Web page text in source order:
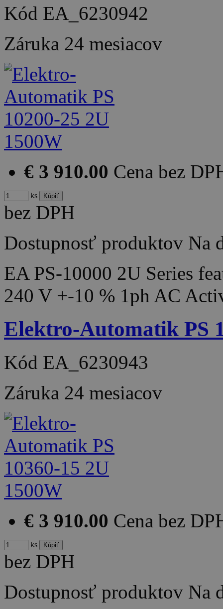
Kód EA_6230942
Záruka 24 mesiacov
€ 3 910.00 Cena bez
ks
bez DPH
Dostupnosť produktov Na
EA PS-10000 2U Series
240 V +-10 % 1ph AC
Elektro-Automatik PS
Kód EA_6230943
Záruka 24 mesiacov
€ 3 910.00 Cena bez
ks
bez DPH
Dostupnosť produktov Na